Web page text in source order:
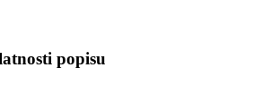
popisu